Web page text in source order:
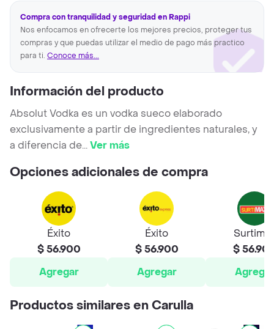
Compra con tranquilidad y seguridad en Rappi
Nos enfocamos en ofrecerte los mejores precios, proteger tus
compras y que puedas utilizar el medio de pago más practico
para ti. Conoce más...
Información del producto
Absolut Vodka es un vodka sueco elaborado
exclusivamente a partir de ingredientes naturales, y
a diferencia de...Ver más
Opciones adicionales de compra
Éxito
$ 56.900
Agregar
Éxito
$ 56.900
Agregar
$
Agregar
Productos similares en Carulla